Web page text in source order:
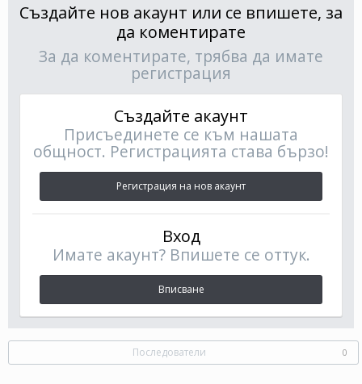
Създайте нов акаунт или се впишете, за
да коментирате
За да коментирате, трябва да имате
регистрация
Създайте акаунт
Присъединете се към нашата
общност. Регистрацията става бързо!
Регистрация на нов акаунт
Вход
Имате акаунт? Впишете се оттук.
Вписване
Последователи 0